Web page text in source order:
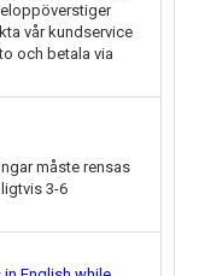
vår kundservice
och betala via
måste rensas
3-6